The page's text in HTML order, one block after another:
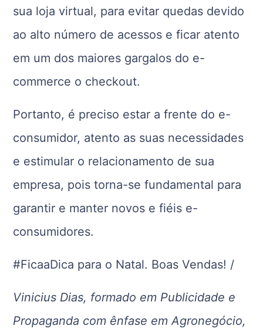
sua loja virtual, para evitar quedas devido
ao alto número de acessos e ficar atento
em um dos maiores gargalos do e-
commerce o checkout.
Portanto, é preciso estar a frente do e-
consumidor, atento as suas necessidades
e estimular o relacionamento de sua
empresa, pois torna-se fundamental para
garantir e manter novos e fiéis e-
consumidores.
#FicaaDica para o Natal. Boas Vendas! /
Vinicius Dias, formado em Publicidade e
Propaganda com ênfase em Agronegócio,